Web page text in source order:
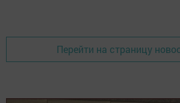
Перейти на страницу